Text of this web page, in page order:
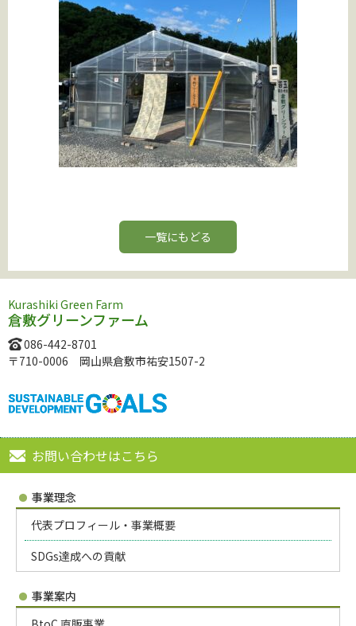
一覧にもどる
Kurashiki Green Farm
倉敷グリーンファーム
086-442-8701
〒710-0006 岡山県倉敷市祐安1507-2
お問い合わせはこちら
事業理念
代表プロフィール・事業概要
SDGs達成への貢献
事業案内